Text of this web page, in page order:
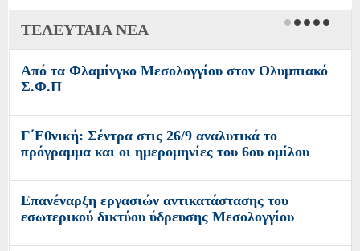
ΤΕΛΕΥΤΑΙΑ ΝΕΑ
Από τα Φλαμίνγκο Μεσολογγίου στον Ολυμπιακό
Σ.Φ.Π
Γ΄Εθνική: Σέντρα στις 26/9 αναλυτικά το
πρόγραμμα και οι ημερομηνίες του 6ου ομίλου
Επανέναρξη εργασιών αντικατάστασης του
εσωτερικού δικτύου ύδρευσης Μεσολογγίου